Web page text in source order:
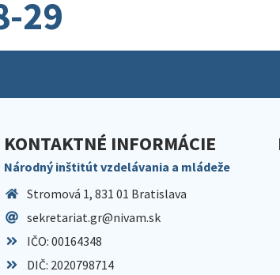
29
KONTAKTNÉ INFORMÁCIE
Národný inštitút vzdelávania a mládeže
Stromová 1, 831 01 Bratislava
sekretariat.gr@nivam.sk
IČO: 00164348
DIČ: 2020798714